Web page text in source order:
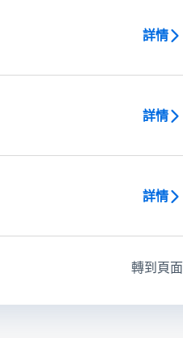
詳情
詳情
詳情
轉到頁面